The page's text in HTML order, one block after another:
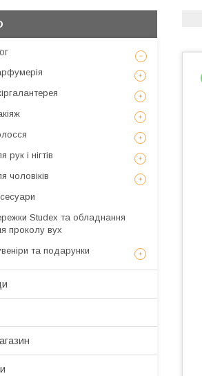
рук і нігтів
чоловіків
Studex та обладнання
проколу вух
та подарунки